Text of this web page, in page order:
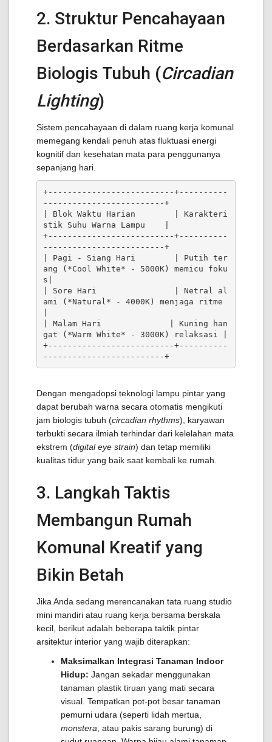
2. Struktur Pencahayaan
Berdasarkan Ritme
Biologis Tubuh (Circadian
Lighting)
Sistem pencahayaan di dalam ruang kerja komunal
memegang kendali penuh atas fluktuasi energi
kognitif dan kesehatan mata para penggunanya
sepanjang hari.
+--------------------------+----------
-------------------------+
| Blok Waktu Harian        | Karakteri
stik Suhu Warna Lampu    |
+--------------------------+----------
-------------------------+
| Pagi - Siang Hari        | Putih ter
ang (*Cool White* - 5000K) memicu foku
s|
| Sore Hari                | Netral al
ami (*Natural* - 4000K) menjaga ritme
| Malam Hari              | Kuning han
gat (*Warm White* - 3000K) relaksasi |
+--------------------------+----------
-------------------------+
Dengan mengadopsi teknologi lampu pintar yang
dapat berubah warna secara otomatis mengikuti
jam biologis tubuh (circadian rhythms), karyawan
terbukti secara ilmiah terhindar dari kelelahan mata
ekstrem (digital eye strain) dan tetap memiliki
kualitas tidur yang baik saat kembali ke rumah.
3. Langkah Taktis
Membangun Rumah
Komunal Kreatif yang
Bikin Betah
Jika Anda sedang merencanakan tata ruang studio
mini mandiri atau ruang kerja bersama berskala
kecil, berikut adalah beberapa taktik pintar
arsitektur interior yang wajib diterapkan:
Maksimalkan Integrasi Tanaman Indoor
Hidup: Jangan sekadar menggunakan
tanaman plastik tiruan yang mati secara
visual. Tempatkan pot-pot besar tanaman
pemurni udara (seperti lidah mertua,
monstera , atau pakis sarang burung) di